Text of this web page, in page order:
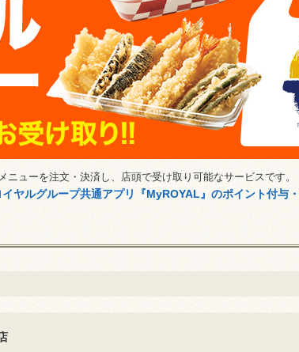
ューを注文・決済し、店頭で受け取り可能なサービスです。
ヤルグループ共通アプリ『MyROYAL』のポイント付与・